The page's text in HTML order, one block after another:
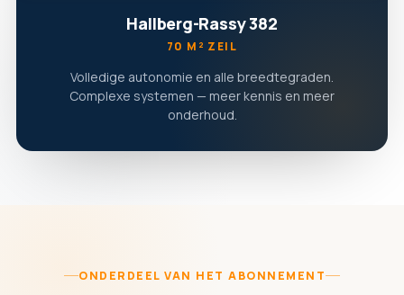
Hallberg-Rassy 382
70 M² ZEIL
Volledige autonomie en alle breedtegraden.
Complexe systemen — meer kennis en meer
onderhoud.
ONDERDEEL VAN HET ABONNEMENT